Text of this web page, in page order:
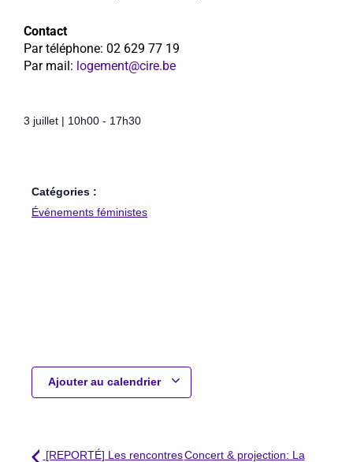
Contact
Par téléphone: 02 629 77 19
Par mail: logement@cire.be
3 juillet | 10h00 - 17h30
Catégories :
Événements féministes
Ajouter au calendrier
[REPORTÉ] Les rencontresConcert & projection: La